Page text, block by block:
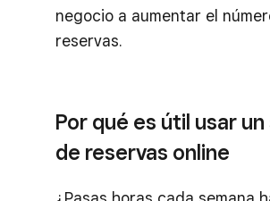
negocio a aumentar el
reservas.
Por qué es útil usar
de reservas online